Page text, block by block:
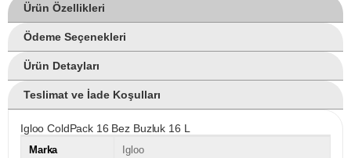
Ürün Özellikleri
Ödeme Seçenekleri
Ürün Detayları
Teslimat ve İade Koşulları
Igloo ColdPack 16 Bez Buzluk 16 L
Marka Igloo